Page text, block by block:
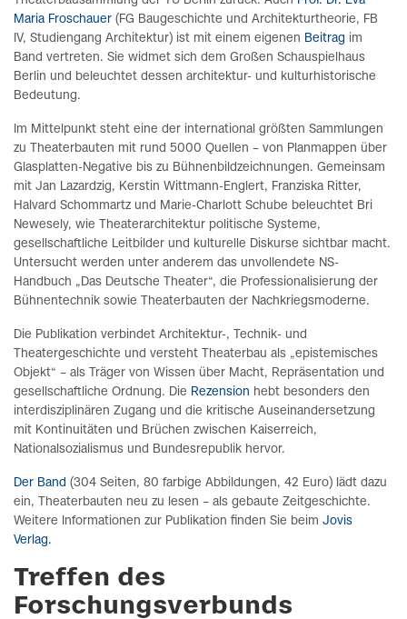
Maria Froschauer (FG Baugeschichte und Architekturtheorie, FB
IV, Studiengang Architektur) ist mit einem eigenen Beitrag im
Band vertreten. Sie widmet sich dem Großen Schauspielhaus
Berlin und beleuchtet dessen architektur- und kulturhistorische
Bedeutung.
Im Mittelpunkt steht eine der international größten Sammlungen
zu Theaterbauten mit rund 5000 Quellen – von Planmappen über
Glasplatten-Negative bis zu Bühnenbildzeichnungen. Gemeinsam
mit Jan Lazardzig, Kerstin Wittmann-Englert, Franziska Ritter,
Halvard Schommartz und Marie-Charlott Schube beleuchtet Bri
Newesely, wie Theaterarchitektur politische Systeme,
gesellschaftliche Leitbilder und kulturelle Diskurse sichtbar macht.
Untersucht werden unter anderem das unvollendete NS-
Handbuch „Das Deutsche Theater“, die Professionalisierung der
Bühnentechnik sowie Theaterbauten der Nachkriegsmoderne.
Die Publikation verbindet Architektur-, Technik- und
Theatergeschichte und versteht Theaterbau als „epistemisches
Objekt“ – als Träger von Wissen über Macht, Repräsentation und
gesellschaftliche Ordnung. Die Rezension hebt besonders den
interdisziplinären Zugang und die kritische Auseinandersetzung
mit Kontinuitäten und Brüchen zwischen Kaiserreich,
Nationalsozialismus und Bundesrepublik hervor.
Der Band (304 Seiten, 80 farbige Abbildungen, 42 Euro) lädt dazu
ein, Theaterbauten neu zu lesen – als gebaute Zeitgeschichte.
Weitere Informationen zur Publikation finden Sie beim Jovis
Verlag.
Treffen des
Forschungsverbunds